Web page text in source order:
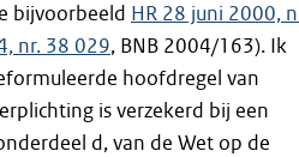
bijvoorbeeld HR 28 juni 2000,
nr. 38 029, BNB 2004/163). Ik
hoofdregel van
is verzekerd bij een
d, van de Wet op de